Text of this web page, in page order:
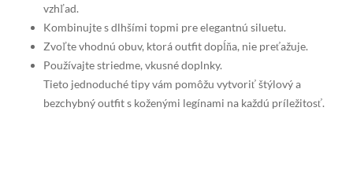
vzhľad.
Kombinujte s dlhšími topmi pre elegantnú siluetu.
Zvoľte vhodnú obuv, ktorá outfit dopĺňa, nie preťažuje.
Používajte striedme, vkusné doplnky.
Tieto jednoduché tipy vám pomôžu vytvoriť štýlový a
bezchybný outfit s koženými legínami na každú príležitosť.